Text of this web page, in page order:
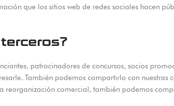
que los sitios web de redes sociales hacen
patrocinadores de concursos, socios
También podemos compartirlo con nuestras
reorganización comercial, también podemos